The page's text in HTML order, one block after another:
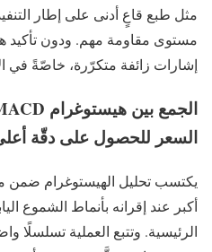
مثل طبع قاعٍ أدنى على إطار
مستوى مقاومة مهم. ودون تأكيد
إشارات زائفة متكرّرة، خاصّةً في
السعر للحصول على دقّة
أكبر عند إقرانه بأنماط الشموع
الرئيسية. وتتبع العملية تسلسلًا